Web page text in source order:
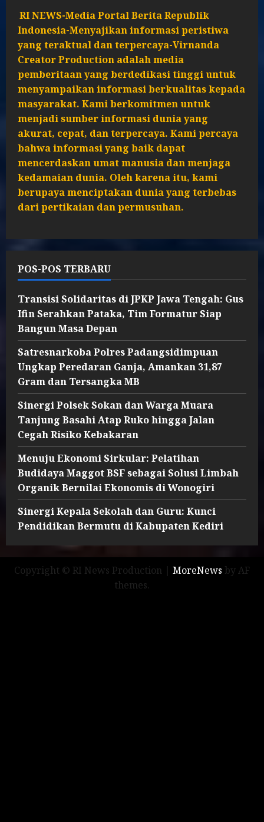
RI NEWS-Media Portal Berita Republik
Indonesia-Menyajikan informasi peristiwa
yang teraktual dan terpercaya-Virnanda
Creator Production adalah media
pemberitaan yang berdedikasi tinggi untuk
menyampaikan informasi berkualitas kepada
masyarakat. Kami berkomitmen untuk
menjadi sumber informasi dunia yang
akurat, cepat, dan terpercaya. Kami percaya
bahwa informasi yang baik dapat
mencerdaskan umat manusia dan menjaga
kedamaian dunia. Oleh karena itu, kami
berupaya menciptakan dunia yang terbebas
dari pertikaian dan permusuhan.
POS-POS TERBARU
Transisi Solidaritas di JPKP Jawa Tengah: Gus
Ifin Serahkan Pataka, Tim Formatur Siap
Bangun Masa Depan
Satresnarkoba Polres Padangsidimpuan
Ungkap Peredaran Ganja, Amankan 31,87
Gram dan Tersangka MB
Sinergi Polsek Sokan dan Warga Muara
Tanjung Basahi Atap Ruko hingga Jalan
Cegah Risiko Kebakaran
Menuju Ekonomi Sirkular: Pelatihan
Budidaya Maggot BSF sebagai Solusi Limbah
Organik Bernilai Ekonomis di Wonogiri
Sinergi Kepala Sekolah dan Guru: Kunci
Pendidikan Bermutu di Kabupaten Kediri
Copyright © RI News Production | MoreNews by AF
themes.